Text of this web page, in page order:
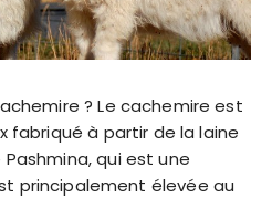
? Le cachemire est
fabriqué à partir de la laine
qui est une
principalement élevée au